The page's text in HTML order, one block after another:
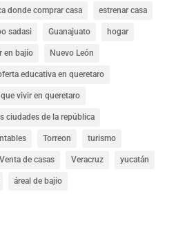
donde comprar casa estrenar casa
sadasi Guanajuato hogar
en bajío Nuevo León
educativa en queretaro
vivir en queretaro
ciudades de la república
Torreon turismo
Venta de casas Veracruz yucatán
áreal de bajio